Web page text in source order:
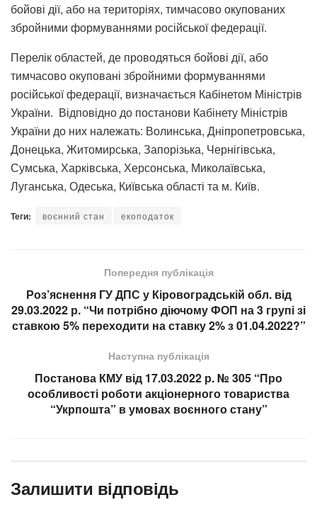
бойові дії, або на територіях, тимчасово окупованих
збройними формуваннями російської федерації.
Перелік областей, де проводяться бойові дії, або
тимчасово окуповані збройними формуваннями
російської федерації, визначається Кабінетом Міністрів
України. Відповідно до постанови Кабінету Міністрів
України до них належать: Волинська, Дніпропетровська,
Донецька, Житомирська, Запорізька, Чернігівська,
Сумська, Харківська, Херсонська, Миколаївська,
Луганська, Одеська, Київська області та м. Київ.
Теги: воєнний стан екоподаток
Попередня публікація
Роз’яснення ГУ ДПС у Кіровоградській обл. від
29.03.2022 р. “Чи потрібно діючому ФОП на 3 групі зі
ставкою 5% переходити на ставку 2% з 01.04.2022?”
Наступна публікація
Постанова КМУ від 17.03.2022 р. № 305 “Про
особливості роботи акціонерного товариства
“Укрпошта” в умовах воєнного стану”
Залишити відповідь